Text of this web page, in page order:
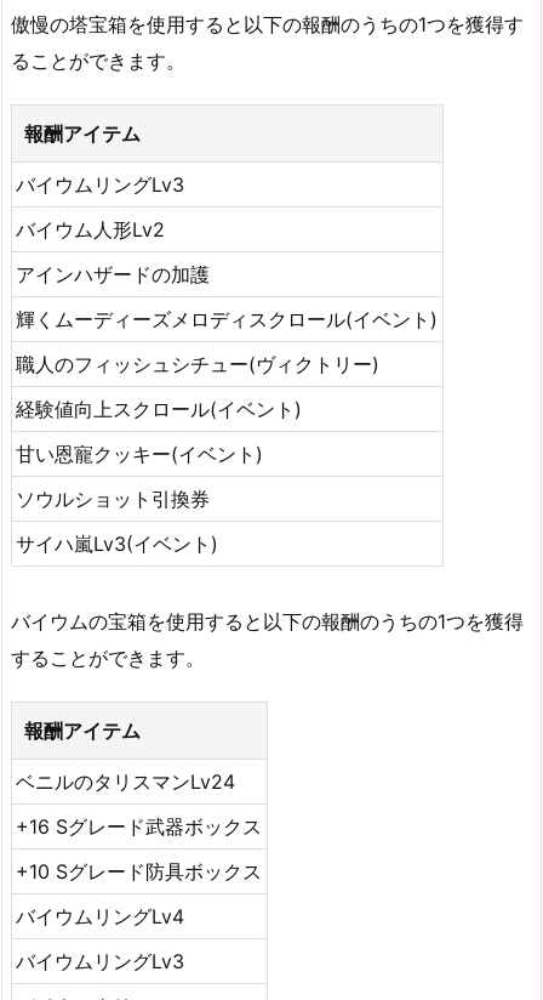
傲慢の塔宝箱を使用すると以下の報酬のうちの1つを獲得す
ることができます。
報酬アイテム
バイウムリングLv3
バイウム人形Lv2
アインハザードの加護
輝くムーディーズメロディスクロール(イベント)
職人のフィッシュシチュー(ヴィクトリー)
経験値向上スクロール(イベント)
甘い恩寵クッキー(イベント)
ソウルショット引換券
サイハ嵐Lv3(イベント)
バイウムの宝箱を使用すると以下の報酬のうちの1つを獲得
することができます。
報酬アイテム
ベニルのタリスマンLv24
+16 Sグレード武器ボックス
+10 Sグレード防具ボックス
バイウムリングLv4
バイウムリングLv3